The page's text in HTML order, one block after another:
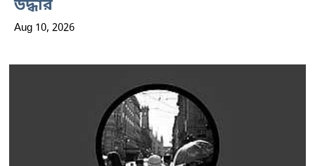
উদ্ধার
Aug 10, 2026